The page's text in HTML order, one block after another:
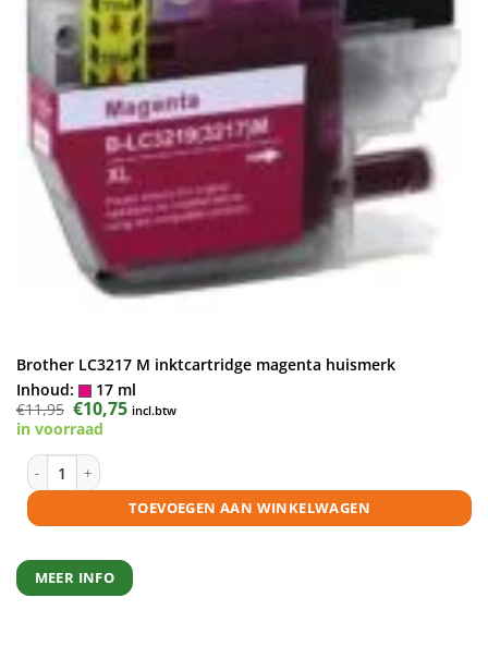
Brother LC3217 M inktcartridge magenta huismerk
Inhoud:
17 ml
€11,95 Oorspronkelijke
prijs
was:
€10,75Huidige
prijs
incl.btw
in voorraad
Brother LC3217 M inktcartridge magenta huismerk aantal
TOEVOEGEN AAN WINKELWAGEN
MEER INFO